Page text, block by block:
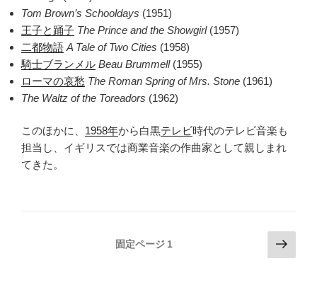
Tom Brown’s Schooldays (1951)
王子と踊子 The Prince and the Showgirl(1957)
二都物語 A Tale of Two Cities (1958)
騎士ブランメル Beau Brummell(1955)
ローマの哀愁 The Roman Spring of Mrs. Stone (1961)
The Waltz of the Toreadors (1962)
このほかに、 1958年から白黒テレビ時代のテレビ音楽も
担当し、イギリスでは商業音楽の作曲家として親しまれ
てきた。
固定ページ 1
次
の